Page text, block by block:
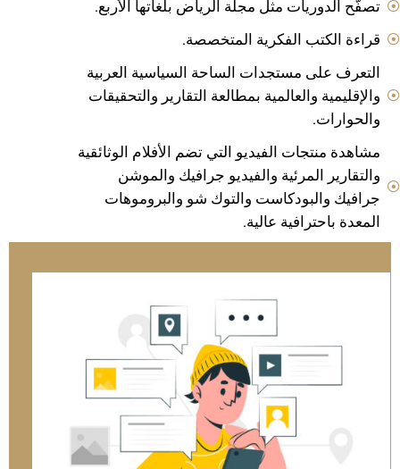
تصفُّح الدوريات مثل مجلة الرياض بلغاتها الأربع.
قراءة الكتب الفكرية المتخصصة.
التعرف على مستجدات الساحة السياسية العربية
والإقليمية والعالمية بمطالعة التقارير والتحقيقات
والحوارات.
مشاهدة منتجات الفيديو التي تضم الأفلام الوثائقية
والتقارير المرئية والفيديو جرافيك والموشن
جرافيك والبودكاست والتوك شو والبروموهات
المعدة باحترافية عالية.